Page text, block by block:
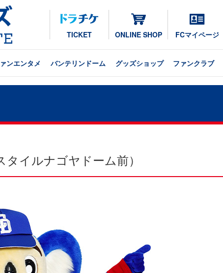
TICKET ONLINE SHOP FCマイページ
ンエンタメ バンテリンドーム グッズショップ ファンクラブ
イルナゴヤドーム前）